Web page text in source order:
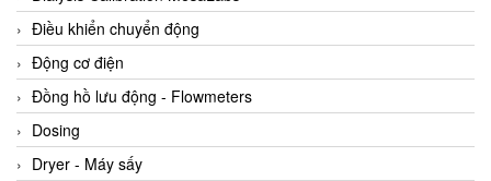
Ametek
AMPTRON Vietnam
AND Vietnam
ANDERSON-NEGELE
ANDILOG Technologies Vietnam
Điều khiển chuyển động
Động cơ điện
Đồng hồ lưu động - Flowmeters
Dosing
Dryer - Máy sấy